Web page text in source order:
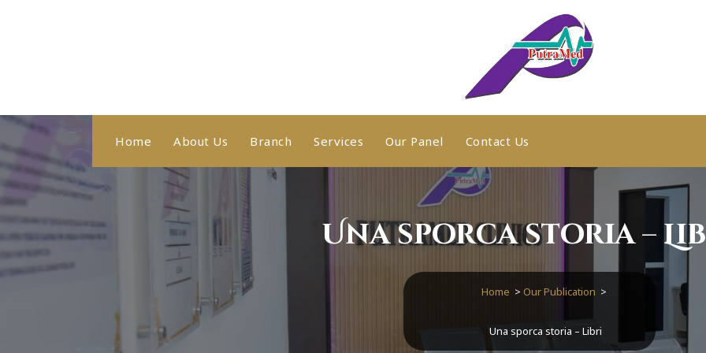
Home About Us Branch Services Our Panel Contact Us
Una sporca storia –
Home > Our Publication >
Una sporca storia – Libri